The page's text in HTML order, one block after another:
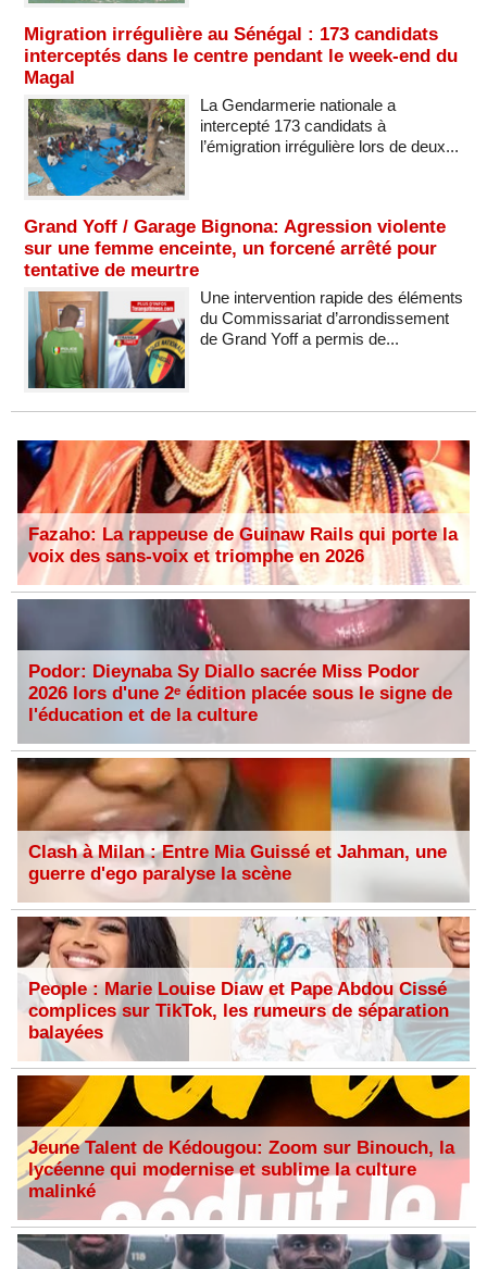
Migration irrégulière au Sénégal : 173 candidats
interceptés dans le centre pendant le week-end du
Magal
La Gendarmerie nationale a
intercepté 173 candidats à
l’émigration irrégulière lors de deux...
Grand Yoff / Garage Bignona: Agression violente
sur une femme enceinte, un forcené arrêté pour
tentative de meurtre
Une intervention rapide des éléments
du Commissariat d’arrondissement
de Grand Yoff a permis de...
Fazaho: La rappeuse de Guinaw Rails qui porte la
voix des sans-voix et triomphe en 2026
Podor: Dieynaba Sy Diallo sacrée Miss Podor
2026 lors d'une 2ᵉ édition placée sous le signe de
l'éducation et de la culture
Clash à Milan : Entre Mia Guissé et Jahman, une
guerre d'ego paralyse la scène
People : Marie Louise Diaw et Pape Abdou Cissé
complices sur TikTok, les rumeurs de séparation
balayées
Jeune Talent de Kédougou: Zoom sur Binouch, la
lycéenne qui modernise et sublime la culture
malinké